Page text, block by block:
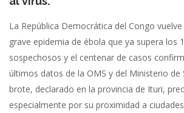
La República Democrática del Congo
grave epidemia de ébola que ya supera los
sospechosos y el centenar de casos
últimos datos de la OMS y del Ministerio de
brote, declarado en la provincia de Ituri,
especialmente por su proximidad a